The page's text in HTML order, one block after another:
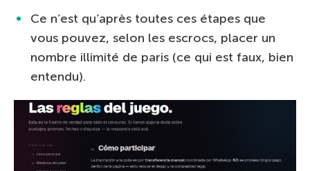
Ce n’est qu’après toutes ces étapes que
vous pouvez, selon les escrocs, placer un
nombre illimité de paris (ce qui est faux, bien
entendu).